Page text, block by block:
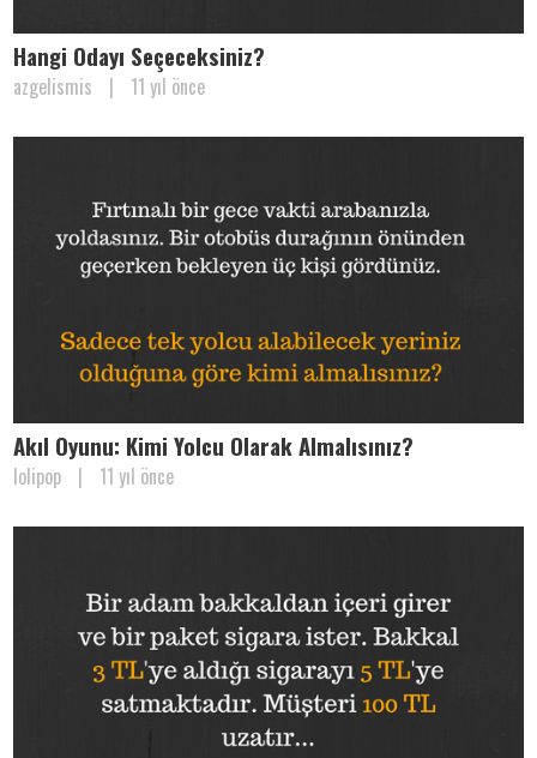
Hangi Odayı Seçeceksiniz?
azgelismis | 11 yıl önce
Akıl Oyunu: Kimi Yolcu Olarak Almalısınız?
lolipop | 11 yıl önce